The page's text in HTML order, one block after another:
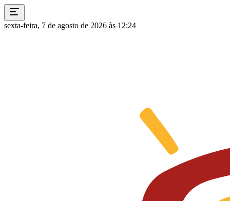
sexta-feira, 7 de agosto de 2026 às 12:24